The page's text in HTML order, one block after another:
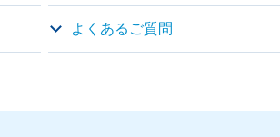
よくあるご質問